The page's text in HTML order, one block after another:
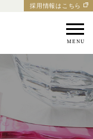
採用情報はこちら
京都市中京区の歯医者